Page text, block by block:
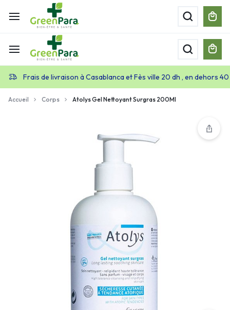
Frais de livraison à Casablanca et Fès ville 20 dh , en dehors
Accueil Corps Atolys Gel Nettoyant Surgras 200Ml